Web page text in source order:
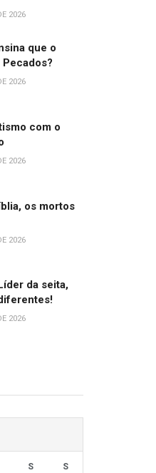
2026
que o
Pecados?
2026
com o
2026
os mortos
2026
da seita,
2026
S S